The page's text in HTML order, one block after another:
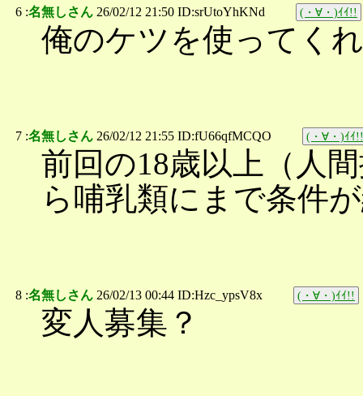
6 :名無しさん 26/02/12 21:50 ID:srUtoYhKNd (・∀・)ｲｲ!!
俺のケツを使ってく
7 :名無しさん 26/02/12 21:55 ID:fU66qfMCQO (・∀・)ｲｲ!!
前回の18歳以上（人
ら哺乳類にまで条件
8 :名無しさん 26/02/13 00:44 ID:Hzc_ypsV8x (・∀・)ｲｲ!!
変人募集？